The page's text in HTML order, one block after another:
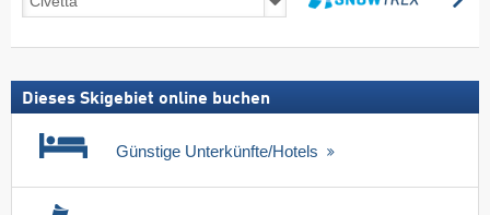
inkl.
Dieses Skigebiet online buchen
Günstige Unterkünfte/Hotels